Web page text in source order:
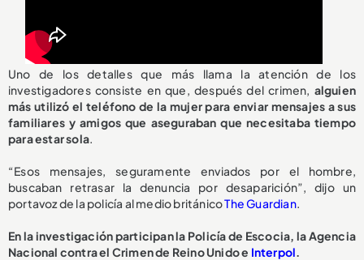
Uno de los detalles que más llama la atención de los
investigadores consiste en que, después del crimen, alguien
más utilizó el teléfono de la mujer para enviar mensajes a sus
familiares y amigos que aseguraban que necesitaba tiempo
para estar sola.
“Esos mensajes, seguramente enviados por el hombre,
buscaban retrasar la denuncia por desaparición”, dijo un
portavoz de la policía al medio británicoThe Guardian.
En la investigación participan la Policía de Escocia, la Agencia
Nacional contra el Crimen de Reino Unido e Interpol.